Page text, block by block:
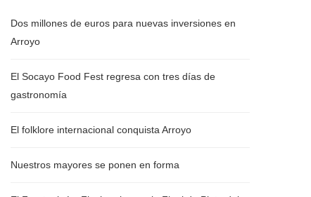
Dos millones de euros para nuevas inversiones en
Arroyo
El Socayo Food Fest regresa con tres días de
gastronomía
El folklore internacional conquista Arroyo
Nuestros mayores se ponen en forma